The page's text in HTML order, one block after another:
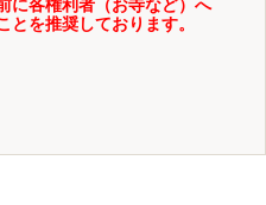
に各権利者（お寺など）へ
を推奨しております。